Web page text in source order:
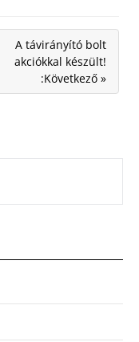
A távirányító bolt
akciókkal készült!
:Következő »